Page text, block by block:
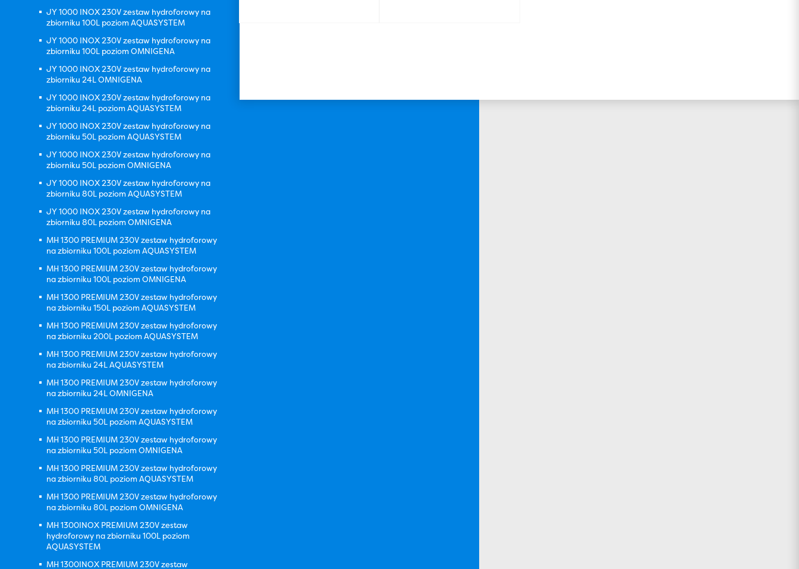
JY 1000 INOX 230V zestaw hydroforowy na
zbiorniku 100L poziom AQUASYSTEM
JY 1000 INOX 230V zestaw hydroforowy na
zbiorniku 100L poziom OMNIGENA
JY 1000 INOX 230V zestaw hydroforowy na
zbiorniku 24L OMNIGENA
JY 1000 INOX 230V zestaw hydroforowy na
zbiorniku 24L poziom AQUASYSTEM
JY 1000 INOX 230V zestaw hydroforowy na
zbiorniku 50L poziom AQUASYSTEM
JY 1000 INOX 230V zestaw hydroforowy na
zbiorniku 50L poziom OMNIGENA
JY 1000 INOX 230V zestaw hydroforowy na
zbiorniku 80L poziom AQUASYSTEM
JY 1000 INOX 230V zestaw hydroforowy na
zbiorniku 80L poziom OMNIGENA
MH 1300 PREMIUM 230V zestaw hydroforowy
na zbiorniku 100L poziom AQUASYSTEM
MH 1300 PREMIUM 230V zestaw hydroforowy
na zbiorniku 100L poziom OMNIGENA
MH 1300 PREMIUM 230V zestaw hydroforowy
na zbiorniku 150L poziom AQUASYSTEM
MH 1300 PREMIUM 230V zestaw hydroforowy
na zbiorniku 200L poziom AQUASYSTEM
MH 1300 PREMIUM 230V zestaw hydroforowy
na zbiorniku 24L AQUASYSTEM
MH 1300 PREMIUM 230V zestaw hydroforowy
na zbiorniku 24L OMNIGENA
MH 1300 PREMIUM 230V zestaw hydroforowy
na zbiorniku 50L poziom AQUASYSTEM
MH 1300 PREMIUM 230V zestaw hydroforowy
na zbiorniku 50L poziom OMNIGENA
MH 1300 PREMIUM 230V zestaw hydroforowy
na zbiorniku 80L poziom AQUASYSTEM
MH 1300 PREMIUM 230V zestaw hydroforowy
na zbiorniku 80L poziom OMNIGENA
MH 1300INOX PREMIUM 230V zestaw
hydroforowy na zbiorniku 100L poziom
AQUASYSTEM
MH 1300INOX PREMIUM 230V zestaw